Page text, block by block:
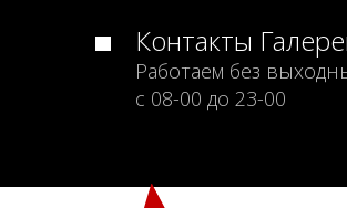
Контакты
Работаем без
с 08-00 до 23-00